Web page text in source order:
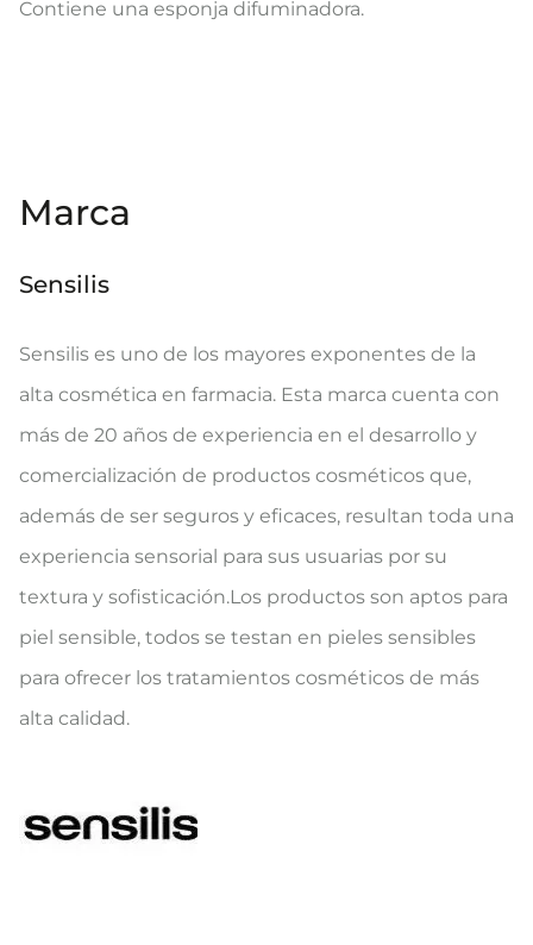
Contiene una esponja difuminadora.
Marca
Sensilis
Sensilis es uno de los mayores exponentes de la
alta cosmética en farmacia. Esta marca cuenta con
más de 20 años de experiencia en el desarrollo y
comercialización de productos cosméticos que,
además de ser seguros y eficaces, resultan toda una
experiencia sensorial para sus usuarias por su
textura y sofisticación.Los productos son aptos para
piel sensible, todos se testan en pieles sensibles
para ofrecer los tratamientos cosméticos de más
alta calidad.